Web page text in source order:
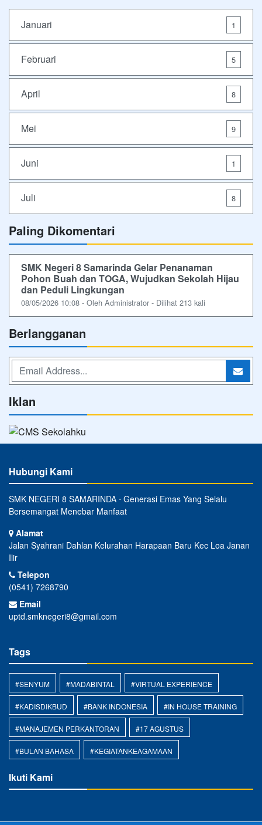
Januari 1
Februari 5
April 8
Mei 9
Juni 1
Juli 8
Paling Dikomentari
SMK Negeri 8 Samarinda Gelar Penanaman
Pohon Buah dan TOGA, Wujudkan Sekolah Hijau
dan Peduli Lingkungan
08/05/2026 10:08 - Oleh Administrator - Dilihat 213 kali
Berlangganan
Iklan
Hubungi Kami
SMK NEGERI 8 SAMARINDA ⋅ Generasi Emas Yang Selalu
Bersemangat Menebar Manfaat
Alamat
Jalan Syahrani Dahlan Kelurahan Harapaan Baru Kec Loa Janan
Ilir
Telepon
(0541) 7268790
Email
uptd.smknegeri8@gmail.com
Tags
#SENYUM #MADABINTAL #VIRTUAL EXPERIENCE
#KADISDIKBUD #BANK INDONESIA #IN HOUSE TRAINING
#MANAJEMEN PERKANTORAN #17 AGUSTUS
#BULAN BAHASA #KEGIATANKEAGAMAAN
Ikuti Kami